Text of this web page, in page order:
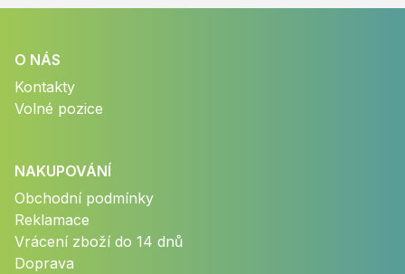
O NÁS
Kontakty
Volné pozice
NAKUPOVÁNÍ
Obchodní podmínky
Reklamace
Vrácení zboží do 14 dnů
Doprava